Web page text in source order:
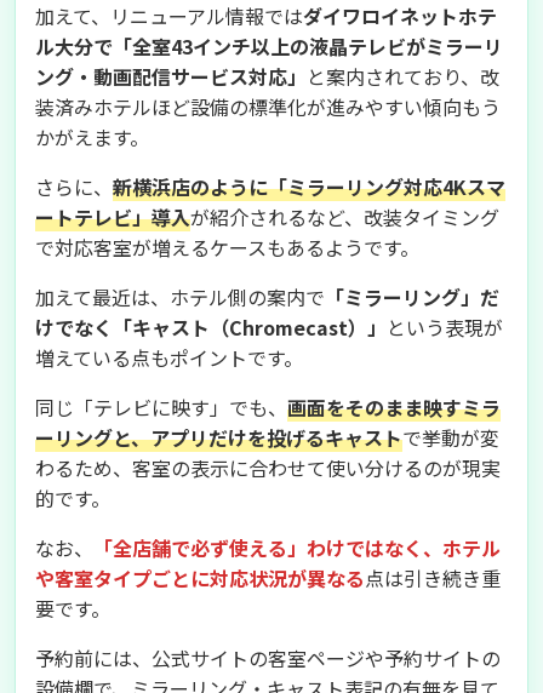
加えて、リニューアル情報ではダイワロイネットホテ
ル大分で「全室43インチ以上の液晶テレビがミラーリ
ング・動画配信サービス対応」 と案内されており、改
装済みホテルほど設備の標準化が進みやすい傾向もう
かがえます。
さらに、 新横浜店のように「ミラーリング対応4Kスマ
ートテレビ」導入が紹介されるなど、改装タイミング
で対応客室が増えるケースもあるようです。
加えて最近は、ホテル側の案内で 「ミラーリング」だ
けでなく「キャスト（Chromecast）」 という表現が
増えている点もポイントです。
同じ「テレビに映す」でも、 画面をそのまま映すミラ
ーリングと、アプリだけを投げるキャストで挙動が変
わるため、客室の表示に合わせて使い分けるのが現実
的です。
なお、
「全店舗で必ず使える」わけではなく、ホテル
や客室タイプごとに対応状況が異なる点は引き続き重
要です。
予約前には、公式サイトの客室ページや予約サイトの